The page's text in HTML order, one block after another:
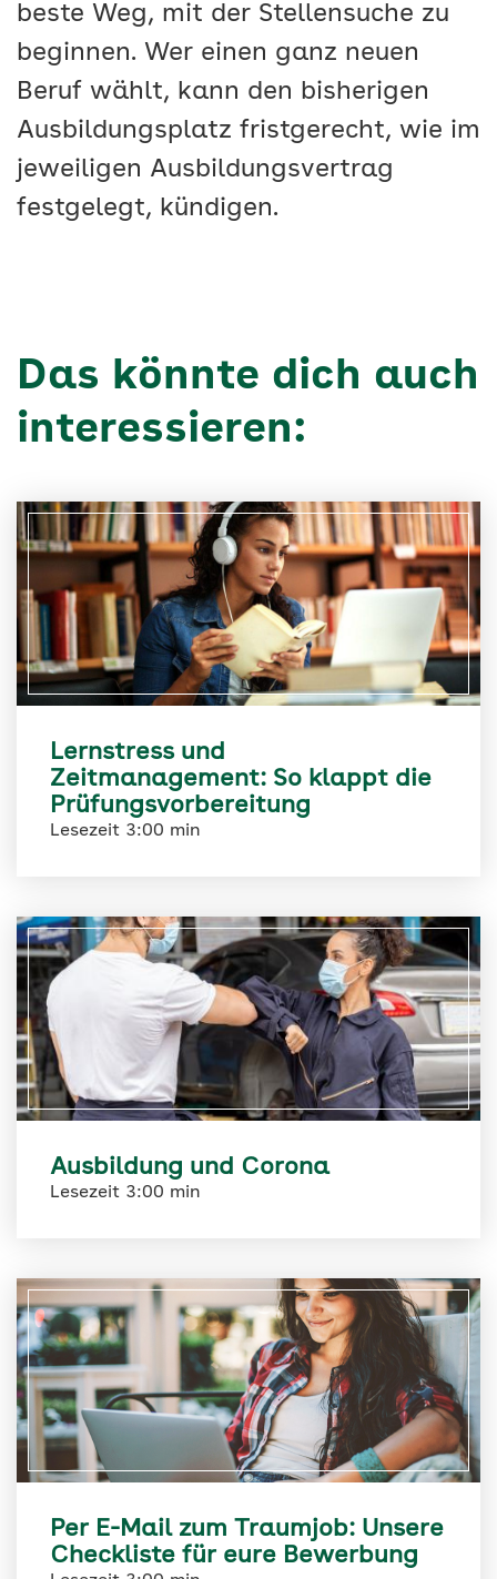
beste Weg, mit der Stellensuche zu
beginnen. Wer einen ganz neuen
Beruf wählt, kann den bisherigen
Ausbildungsplatz fristgerecht, wie im
jeweiligen Ausbildungsvertrag
festgelegt, kündigen.
Das könnte dich auch
interessieren:
Lernstress und
Zeitmanagement: So klappt die
Prüfungsvorbereitung
Lesezeit 3:00 min
Ausbildung und Corona
Lesezeit 3:00 min
Per E-Mail zum Traumjob: Unsere
Checkliste für eure Bewerbung